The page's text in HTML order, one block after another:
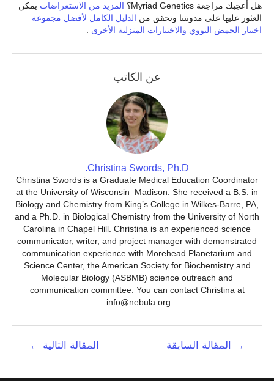
هل أعجبك مراجعة Myriad Genetics؟ المزيد من الاستعراضات يمكن
العثور عليها على مدونتنا وتحقق من الدليل الكامل لأفضل مجموعة
اختبار الحمض النووي والاختبارات المنزلية الأخرى .
عن الكاتب
Christina Swords, Ph.D.
Christina Swords is a Graduate Medical Education Coordinator
at the University of Wisconsin–Madison. She received a B.S. in
Biology and Chemistry from King’s College in Wilkes-Barre, PA,
and a Ph.D. in Biological Chemistry from the University of North
Carolina in Chapel Hill. Christina is an experienced science
communicator, writer, and project manager with demonstrated
communication experience with Morehead Planetarium and
Science Center, the American Society for Biochemistry and
Molecular Biology (ASBMB) science outreach and
communication committee. You can contact Christina at
info@nebula.org.
→ المقالة السابقة المقالة التالية ←